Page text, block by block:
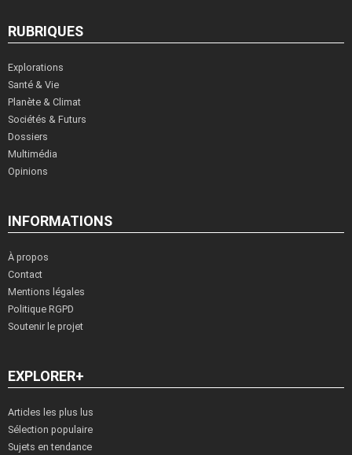
RUBRIQUES
Explorations
Santé & Vie
Planète & Climat
Sociétés & Futurs
Dossiers
Multimédia
Opinions
INFORMATIONS
À propos
Contact
Mentions légales
Politique RGPD
Soutenir le projet
EXPLORER+
Articles les plus lus
Sélection populaire
Sujets en tendance